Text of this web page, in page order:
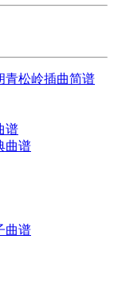
青松岭插曲简谱
谱
曲谱
曲谱